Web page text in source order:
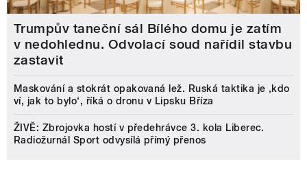
Trumpův taneční sál Bílého domu je zatím
v nedohlednu. Odvolací soud nařídil stavbu
zastavit
Maskování a stokrát opakovaná lež. Ruská taktika je ‚kdo
ví, jak to bylo‘, říká o dronu v Lipsku Bříza
ŽIVĚ: Zbrojovka hostí v předehrávce 3. kola Liberec.
Radiožurnál Sport odvysílá přímý přenos